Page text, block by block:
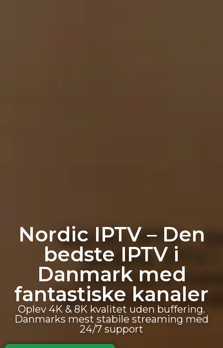
Nordic IPTV – Den
bedste IPTV i
Danmark med
fantastiske kanaler
Oplev 4K & 8K kvalitet uden buffering.
Danmarks mest stabile streaming med
24/7 support